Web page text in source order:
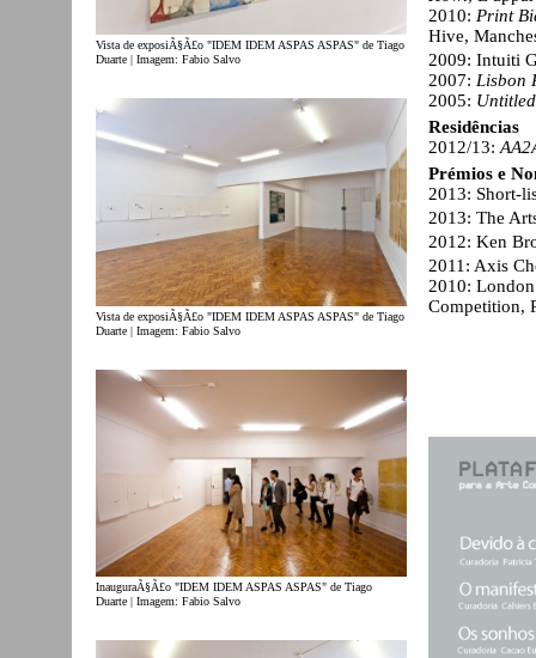
Vista de exposiÃ§Ã£o "IDEM IDEM ASPAS ASPAS" de Tiago
Duarte | Imagem: Fabio Salvo
Vista de exposiÃ§Ã£o "IDEM IDEM ASPAS ASPAS" de Tiago
Duarte | Imagem: Fabio Salvo
InauguraÃ§Ã£o "IDEM IDEM ASPAS ASPAS" de Tiago
Duarte | Imagem: Fabio Salvo
2010: Print
Hive,
2009: Intuiti
2007: Lisbon
2005: Untitled
Residências
2012/13:
Prémios e
2013: Short-
2013: The
2012: Ken
2011: Axis
2010:
Competition,